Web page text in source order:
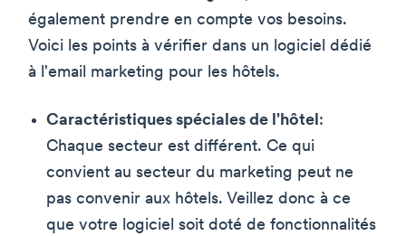
également prendre en compte vos besoins.
Voici les points à vérifier dans un logiciel dédié
à l'email marketing pour les hôtels.
Caractéristiques spéciales de l'hôtel:
Chaque secteur est différent. Ce qui
convient au secteur du marketing peut ne
pas convenir aux hôtels. Veillez donc à ce
que votre logiciel soit doté de fonctionnalités